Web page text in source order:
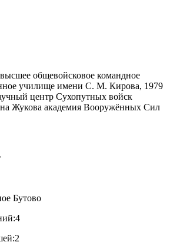
общевойсковое командное
училище имени С. М. Кирова, 1979
центр Сухопутных войск
Жукова академия Вооружённых Сил
Бутово
4
2